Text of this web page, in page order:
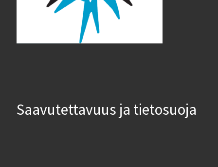
Saavutettavuus ja tietosuoja